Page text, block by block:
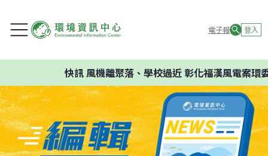
電子報 登入
快訊風機離聚落、學校過近 彰化福漢風電案環委建